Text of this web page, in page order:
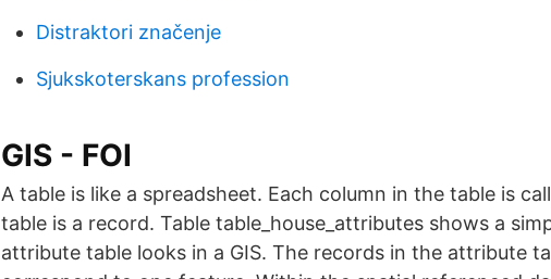
Distraktori značenje
Sjukskoterskans profession
GIS - FOI
A table is like a spreadsheet. Each column in the table is
table is a record. Table table_house_attributes shows a
attribute table looks in a GIS. The records in the attribute